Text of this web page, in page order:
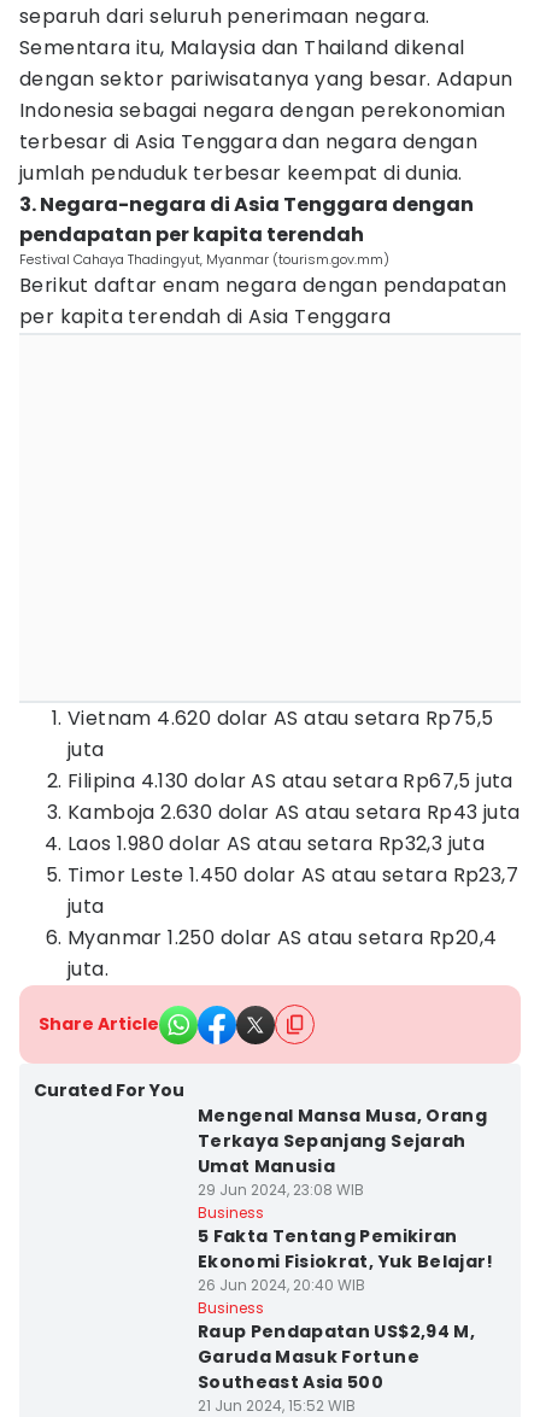
separuh dari seluruh penerimaan negara.
Sementara itu, Malaysia dan Thailand dikenal
dengan sektor pariwisatanya yang besar. Adapun
Indonesia sebagai negara dengan perekonomian
terbesar di Asia Tenggara dan negara dengan
jumlah penduduk terbesar keempat di dunia.
3. Negara-negara di Asia Tenggara dengan
pendapatan per kapita terendah
Festival Cahaya Thadingyut, Myanmar (tourism.gov.mm)
Berikut daftar enam negara dengan pendapatan
per kapita terendah di Asia Tenggara
Vietnam 4.620 dolar AS atau setara Rp75,5
juta
Filipina 4.130 dolar AS atau setara Rp67,5 juta
Kamboja 2.630 dolar AS atau setara Rp43 juta
Laos 1.980 dolar AS atau setara Rp32,3 juta
Timor Leste 1.450 dolar AS atau setara Rp23,7
juta
Myanmar 1.250 dolar AS atau setara Rp20,4
juta.
Share Article
Curated For You
Mengenal Mansa Musa, Orang
Terkaya Sepanjang Sejarah
Umat Manusia
29 Jun 2024, 23:08 WIB
Business
5 Fakta Tentang Pemikiran
Ekonomi Fisiokrat, Yuk Belajar!
26 Jun 2024, 20:40 WIB
Business
Raup Pendapatan US$2,94 M,
Garuda Masuk Fortune
Southeast Asia 500
21 Jun 2024, 15:52 WIB